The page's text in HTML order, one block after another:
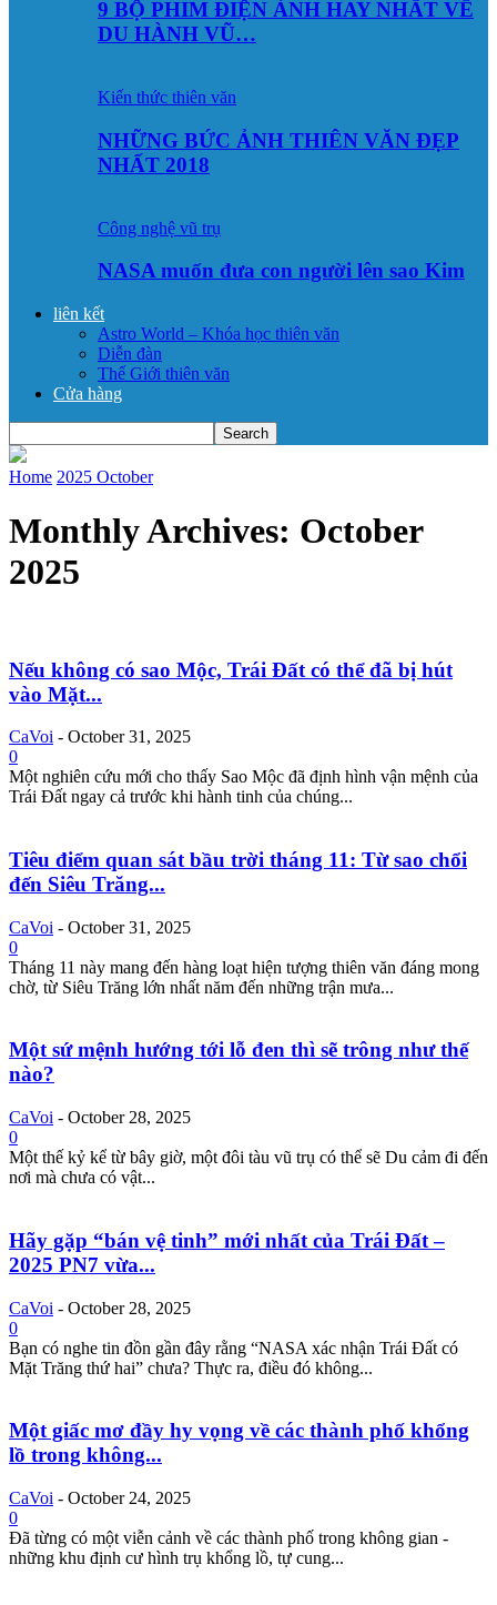
9 BỘ PHIM ĐIỆN ẢNH HAY NHẤT VỀ
DU HÀNH VŨ…
Kiến thức thiên văn
NHỮNG BỨC ẢNH THIÊN VĂN ĐẸP
NHẤT 2018
Công nghệ vũ trụ
NASA muốn đưa con người lên sao Kim
liên kết
Astro World – Khóa học thiên văn
Diễn đàn
Thế Giới thiên văn
Cửa hàng
Home 2025 October
Monthly Archives: October
2025
Nếu không có sao Mộc, Trái Đất có thể đã bị hút
vào Mặt...
CaVoi - October 31, 2025
0
Một nghiên cứu mới cho thấy Sao Mộc đã định hình vận mệnh của
Trái Đất ngay cả trước khi hành tinh của chúng...
Tiêu điểm quan sát bầu trời tháng 11: Từ sao chổi
đến Siêu Trăng...
CaVoi - October 31, 2025
0
Tháng 11 này mang đến hàng loạt hiện tượng thiên văn đáng mong
chờ, từ Siêu Trăng lớn nhất năm đến những trận mưa...
Một sứ mệnh hướng tới lỗ đen thì sẽ trông như thế
nào?
CaVoi - October 28, 2025
0
Một thế kỷ kể từ bây giờ, một đôi tàu vũ trụ có thể sẽ Du cảm đi đến
nơi mà chưa có vật...
Hãy gặp “bán vệ tinh” mới nhất của Trái Đất –
2025 PN7 vừa...
CaVoi - October 28, 2025
0
Bạn có nghe tin đồn gần đây rằng “NASA xác nhận Trái Đất có
Mặt Trăng thứ hai” chưa? Thực ra, điều đó không...
Một giấc mơ đầy hy vọng về các thành phố khổng
lồ trong không...
CaVoi - October 24, 2025
0
Đã từng có một viễn cảnh về các thành phố trong không gian -
những khu định cư hình trụ khổng lồ, tự cung...